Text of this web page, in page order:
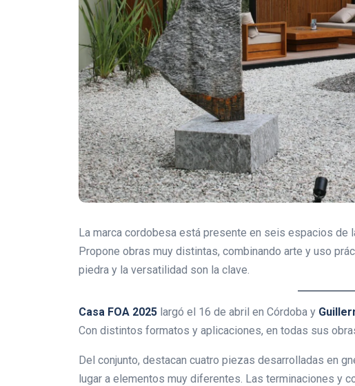
La marca cordobesa está presente en seis espacios de
Propone obras muy distintas, combinando arte y uso
piedra y la versatilidad son la clave.
Casa FOA 2025 largó el 16 de abril en Córdoba y
Con distintos formatos y aplicaciones, en todas sus
Del conjunto, destacan cuatro piezas desarrolladas en
lugar a elementos muy diferentes. Las terminaciones y